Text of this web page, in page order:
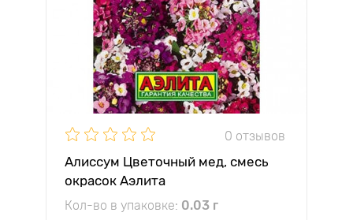
0 отзывов
Алиссум Цветочный мед, смесь
окрасок Аэлита
Кол-во в упаковке: 0.03 г